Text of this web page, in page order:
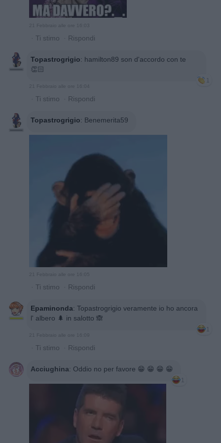
· Ti stimo · Rispondi
Topastrogrigio: hamilton89 son d'accordo con te
👏🏻
1
· Ti stimo · Rispondi
Topastrogrigio: Benemerita59
· Ti stimo · Rispondi
Epaminonda: Topastrogrigio veramente io ho ancora
l' albero 🌲 in salotto 🙈
1
· Ti stimo · Rispondi
Acciughina: Oddio no per favore 😁 😁 😁 😁
1